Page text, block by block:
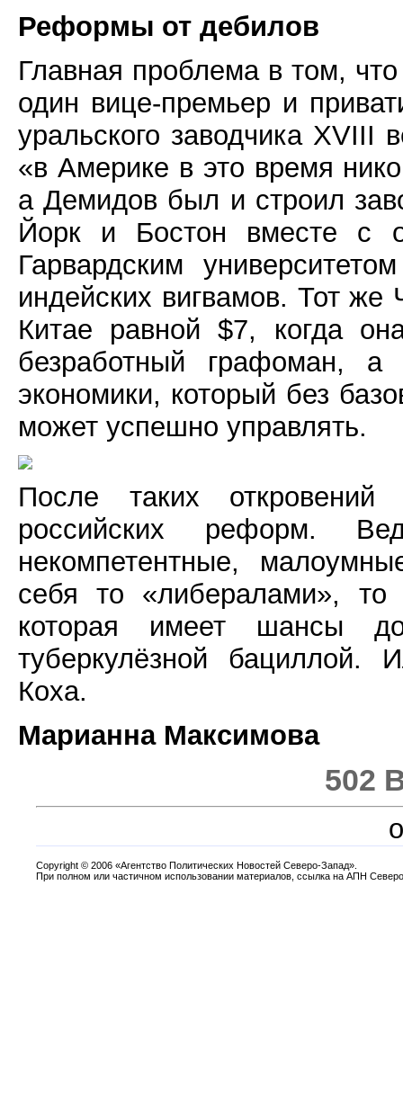
Реформы от дебилов
Главная проблема в том,
один вице-премьер и
уральского заводчика
«в Америке в это время
а Демидов был и строил
Йорк и Бостон вместе с
Гарвардским
индейских вигвамов. Тот же
Китае равной $7, когда
безработный графоман, а
экономики, который без
может успешно управлять.
После таких откровений
российских реформ.
некомпетентные,
себя то «либералами», то
которая имеет шансы
туберкулёзной бациллой.
Коха.
Марианна Максимова
502
Copyright © 2006 «Агентство Политических Новостей Северо-Запад».
При полном или частичном использовании материалов, ссылка на АПН